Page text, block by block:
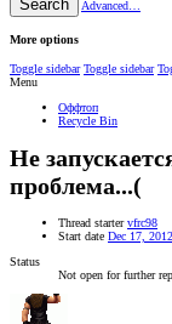
Search Advanced…
More options
Toggle sidebar Toggle sidebar
Menu
Оффтоп
Recycle Bin
Не
проблема...(
Thread starter vfrc98
Start date Dec 17, 2012
Status
Not open for further